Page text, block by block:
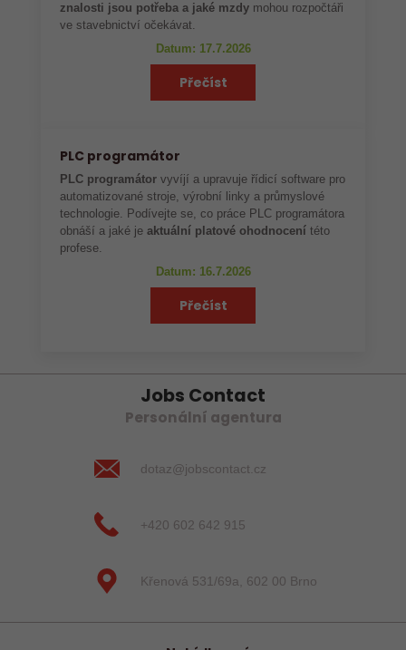
znalosti jsou potřeba a jaké mzdy mohou rozpočtáři
ve stavebnictví očekávat.
Datum: 17.7.2026
Přečíst
PLC programátor
PLC programátor vyvíjí a upravuje řídicí software pro
automatizované stroje, výrobní linky a průmyslové
technologie. Podívejte se, co práce PLC programátora
obnáší a jaké je aktuální platové ohodnocení této
profese.
Datum: 16.7.2026
Přečíst
Jobs Contact
Personální agentura
dotaz@jobscontact.cz
+420 602 642 915
Křenová 531/69a, 602 00 Brno